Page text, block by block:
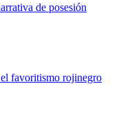
de posesión
favoritismo rojinegro